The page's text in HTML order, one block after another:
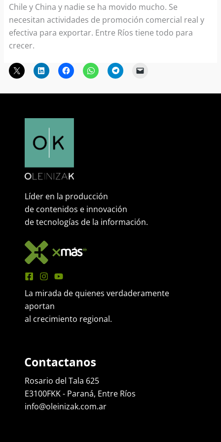
Chile y China y nadie se ha movido mucho. Se
necesitan actividades de promoción comercial real y
efectiva para exportar. Entre Ríos tiene todo para
crecer.
Líder en la producción
de contenidos e innovación
de tecnologías de la información.
La mirada de quienes verdaderamente
aportan
al crecimiento regional.
Rosario del Tala 625
E3100FKK - Paraná, Entre Ríos
info@oleinizak.com.ar